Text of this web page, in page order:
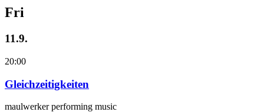
Fri
11.9.
20:00
Gleichzeitigkeiten
maulwerker performing music